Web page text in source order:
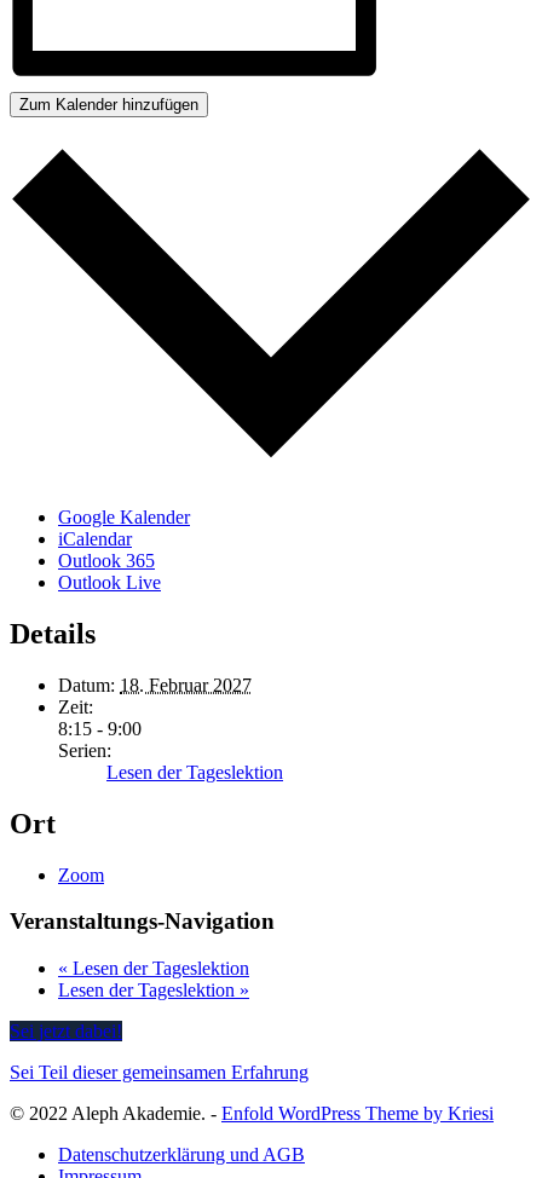
Zum Kalender hinzufügen
Google Kalender
iCalendar
Outlook 365
Outlook Live
Details
Datum: 18. Februar 2027
Zeit:
8:15 - 9:00
Serien:
Lesen der Tageslektion
Ort
Zoom
Veranstaltungs-Navigation
« Lesen der Tageslektion
Lesen der Tageslektion »
Sei jetzt dabei!
Sei Teil dieser gemeinsamen Erfahrung
© 2022 Aleph Akademie. - Enfold WordPress Theme by Kriesi
Datenschutzerklärung und AGB